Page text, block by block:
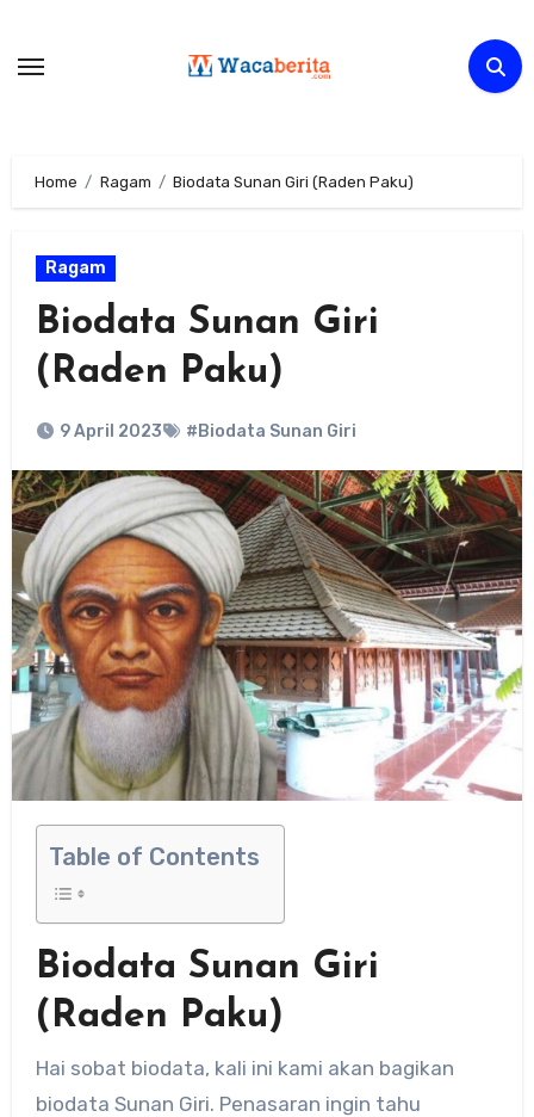
content
Home Ragam Biodata Sunan Giri (Raden Paku)
Ragam
Biodata Sunan Giri
(Raden Paku)
9 April 2023 #Biodata Sunan Giri
Table of Contents
Biodata Sunan Giri
(Raden Paku)
Hai sobat biodata, kali ini kami akan bagikan
biodata Sunan Giri. Penasaran ingin tahu